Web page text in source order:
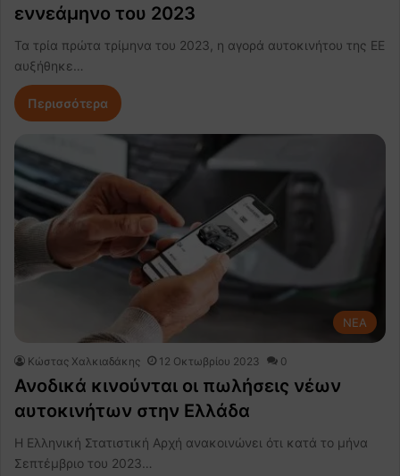
εννεάμηνο του 2023
Τα τρία πρώτα τρίμηνα του 2023, η αγορά αυτοκινήτου της ΕΕ
αυξήθηκε…
Περισσότερα
NEA
Κώστας Χαλκιαδάκης 12 Οκτωβρίου 2023 0
Ανοδικά κινούνται οι πωλήσεις νέων
αυτοκινήτων στην Ελλάδα
Η Ελληνική Στατιστική Αρχή ανακοινώνει ότι κατά το μήνα
Σεπτέμβριο του 2023…